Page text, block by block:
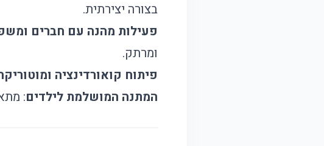
בצורה יצירתית.
פעילות מהנה עם חברים
ומרתק.
פיתוח קואורדינציה
המתנה המושלמת לילדים: